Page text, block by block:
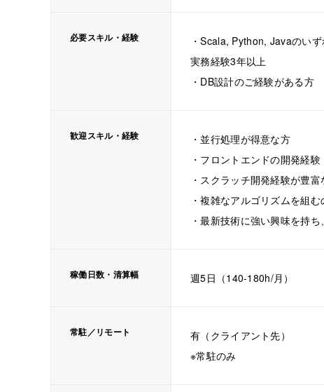
必要スキル・経験
・Scala, Python, Javaのい
実務経験3年以上
・DB設計のご経験がある方
歓迎スキル・経験
・並行処理が得意な方
・フロントエンドの開発経験
・スクラッチ開発経験が豊富
・複雑なアルゴリズムを組
・最新技術に強い興味を持
稼働日数・清算幅 週5日（140-180h/月）
常駐／リモート
有（クライアント先）
※常駐のみ